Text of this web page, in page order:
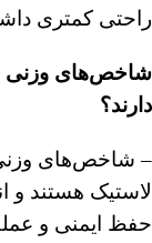
راحتی کمتری
دارند؟
– شاخص‌های وزنی
لاستیک هستند و
حفظ ایمنی و